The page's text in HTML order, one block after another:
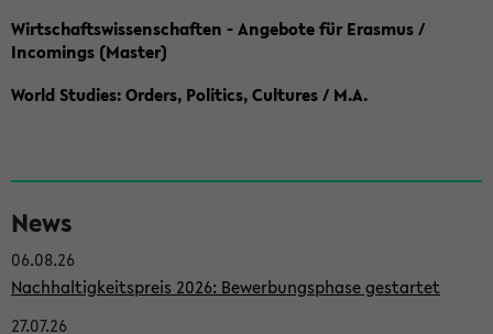
Wirtschaftswissenschaften - Angebote für Erasmus /
Incomings (Master)
World Studies: Orders, Politics, Cultures / M.A.
e
i
t
News
06.08.26
Nachhaltigkeitspreis 2026: Bewerbungsphase gestartet
27.07.26